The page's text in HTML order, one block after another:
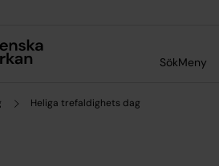
SökMeny
Heliga trefaldighets dag